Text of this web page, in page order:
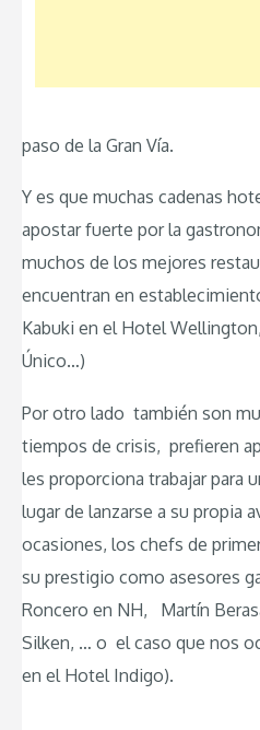
paso de la Gran Vía.
Y es que muchas cadenas
apostar fuerte por la
muchos de los mejores
encuentran en
Kabuki en el Hotel
Único…)
Por otro lado también son
tiempos de crisis, prefieren
les proporciona trabajar para
lugar de lanzarse a su propia
ocasiones, los chefs de
su prestigio como asesores
Roncero en NH, Martín
Silken, … o el caso que nos
en el Hotel Indigo).